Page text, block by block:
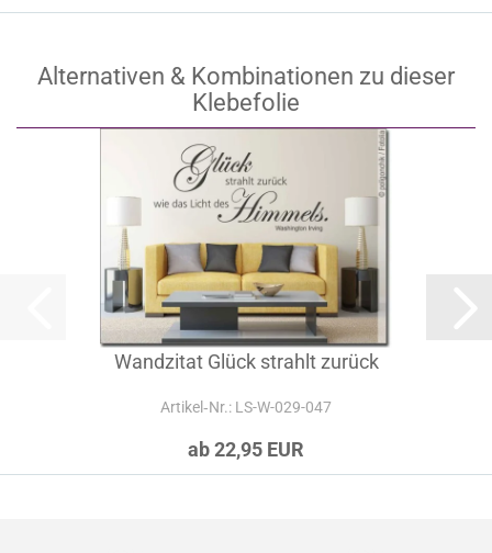
Alternativen & Kombinationen zu dieser
Klebefolie
Wandzitat Glück strahlt zurück
Artikel‑Nr.: LS-W-029-047
ab 22,95 EUR